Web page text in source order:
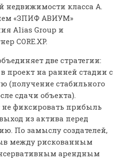
недвижимости класса А.
«ЗПИФ АВИУМ»
Alias Group и
CORE.XP.
две стратегии:
проект на ранней стадии с
(получение стабильного
сдачи объекта).
фиксировать прибыль
из актива перед
По замыслу создателей,
между рискованным
арендным